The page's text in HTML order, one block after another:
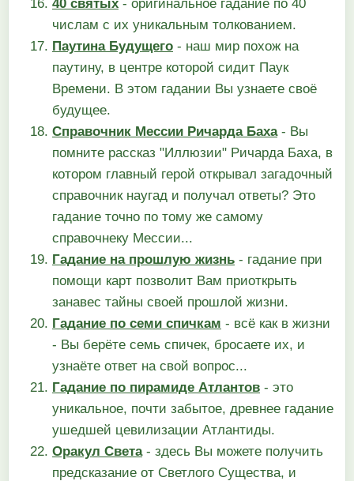
40 святых - оригинальное гадание по 40
числам с их уникальным толкованием.
Паутина Будущего - наш мир похож на
паутину, в центре которой сидит Паук
Времени. В этом гадании Вы узнаете своё
будущее.
Справочник Мессии Ричарда Баха- Вы
помните рассказ "Иллюзии" Ричарда Баха, в
котором главный герой открывал загадочный
справочник наугад и получал ответы? Это
гадание точно по тому же самому
справочнеку Мессии...
Гадание на прошлую жизнь - гадание при
помощи карт позволит Вам приоткрыть
занавес тайны своей прошлой жизни.
Гадание по семи спичкам - всё как в жизни
- Вы берёте семь спичек, бросаете их, и
узнаёте ответ на свой вопрос...
Гадание по пирамиде Атлантов - это
уникальное, почти забытое, древнее гадание
ушедшей цевилизации Атлантиды.
Оракул Света- здесь Вы можете получить
предсказание от Светлого Существа, и